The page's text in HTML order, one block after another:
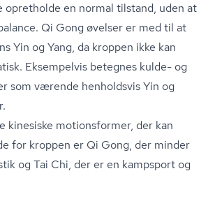
opretholde en normal tilstand, uden at
Qi Gong øvelser er med til at
Yin og Yang, da kroppen ikke kan
Eksempelvis betegnes kulde- og
som værende henholdsvis Yin og
kinesiske motionsformer, der kan
for kroppen er Qi Gong, der minder
og Tai Chi, der er en kampsport og